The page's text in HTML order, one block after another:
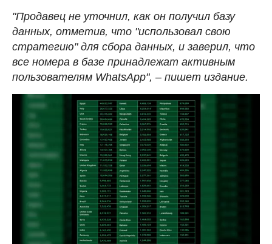
"Продавец не уточнил, как он получил базу
данных, отметив, что "использовал свою
стратегию" для сбора данных, и заверил, что
все номера в базе принадлежат активным
пользователям WhatsApp", – пишет издание.